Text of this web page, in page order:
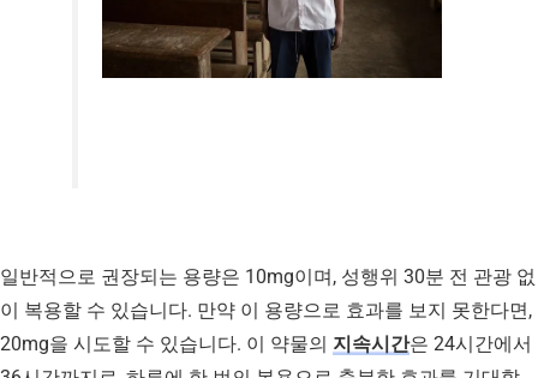
일반적으로 권장되는 용량은 10mg이며, 성행위 30분 전 관광 없
이 복용할 수 있습니다. 만약 이 용량으로 효과를 보지 못한다면,
20mg을 시도할 수 있습니다. 이 약물의 지속시간은 24시간에서